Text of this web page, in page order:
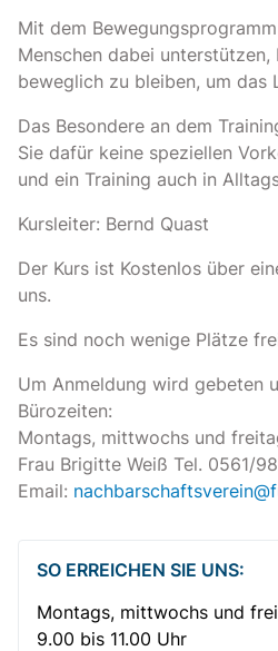
Mit dem
Menschen dabei
beweglich zu bleiben, um das
Das Besondere an dem
Sie dafür keine speziellen
und ein Training auch in
Kursleiter: Bernd Quast
Der Kurs ist Kostenlos über
uns.
Es sind noch wenige Plätze
Um Anmeldung wird gebeten
Bürozeiten:
Montags, mittwochs und
Frau Brigitte Weiß Tel. 0561/
Email:
SO ERREICHEN SIE UNS:
Montags, mittwochs und
9.00 bis 11.00 Uhr